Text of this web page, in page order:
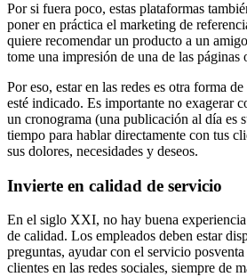
Por si fuera poco, estas plataformas
poner en práctica el marketing de
quiere recomendar un producto a un
tome una impresión de una de las páginas
Por eso, estar en las redes es otra forma
esté indicado. Es importante no exagerar
un cronograma (una publicación al día es
tiempo para hablar directamente con tus
sus dolores, necesidades y deseos.
Invierte en calidad de servicio
En el siglo XXI, no hay buena
de calidad. Los empleados deben estar
preguntas, ayudar con el servicio
clientes en las redes sociales, siempre de